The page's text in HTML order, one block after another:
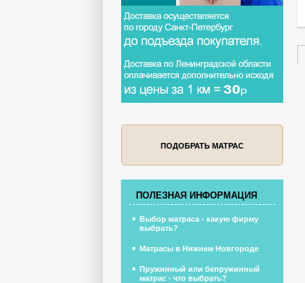
ПОДОБРАТЬ МАТРАС
ПОЛЕЗНАЯ ИНФОРМАЦИЯ
Выбор матраса - какую фирму
выбрать?
Матрасы в Нижнем Новгороде
Пружинный или бепружинный
матрас - что выбрать?